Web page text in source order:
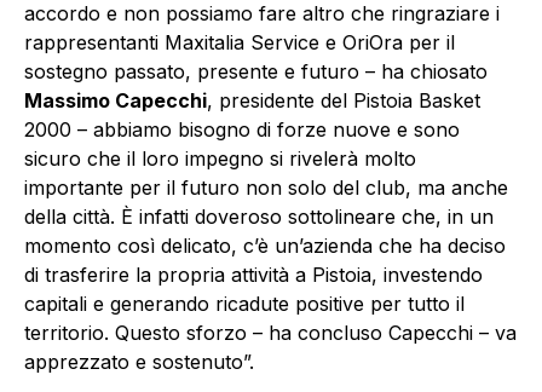
accordo e non possiamo fare altro che ringraziare i
rappresentanti Maxitalia Service e OriOra per il
sostegno passato, presente e futuro – ha chiosato
Massimo Capecchi, presidente del Pistoia Basket
2000 – abbiamo bisogno di forze nuove e sono
sicuro che il loro impegno si rivelerà molto
importante per il futuro non solo del club, ma anche
della città. È infatti doveroso sottolineare che, in un
momento così delicato, c’è un’azienda che ha deciso
di trasferire la propria attività a Pistoia, investendo
capitali e generando ricadute positive per tutto il
territorio. Questo sforzo – ha concluso Capecchi – va
apprezzato e sostenuto”.